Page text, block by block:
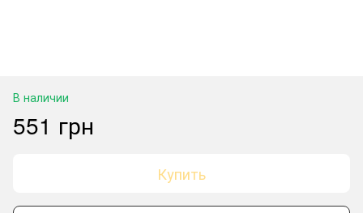
В наличии
551 грн
Купить